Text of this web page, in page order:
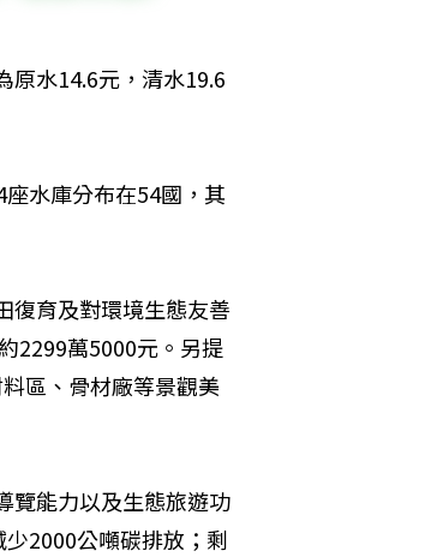
原水14.6元，清水19.6
水庫分布在54國，其
復育及對環境生態友善
2299萬5000元。另提
區、骨材廠等景觀美
覽能力以及生態旅遊功
2000公噸碳排放；剩